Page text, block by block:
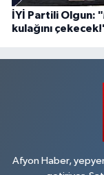
İYİ Partili Olgun:
kulağını
Afyon Haber,